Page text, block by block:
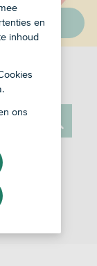
en
inhoud
ons